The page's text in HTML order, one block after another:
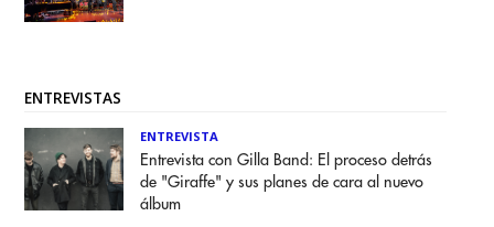
ENTREVISTAS
ENTREVISTA
Entrevista con Gilla Band: El proceso detrás
de "Giraffe" y sus planes de cara al nuevo
álbum